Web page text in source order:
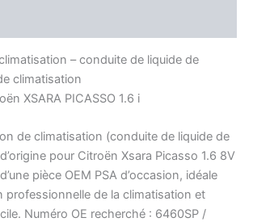
– conduite de liquide de
climatisation
XSARA PICASSO 1.6 i
de climatisation (conduite de liquide de
pour Citroën Xsara Picasso 1.6 8V
pièce OEM PSA d’occasion, idéale
professionnelle de la climatisation et
Numéro OE recherché : 6460SP /